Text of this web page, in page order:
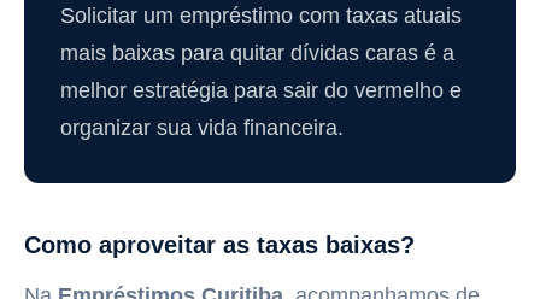
Solicitar um empréstimo com taxas atuais
mais baixas para quitar dívidas caras é a
melhor estratégia para sair do vermelho e
organizar sua vida financeira.
Como aproveitar as taxas baixas?